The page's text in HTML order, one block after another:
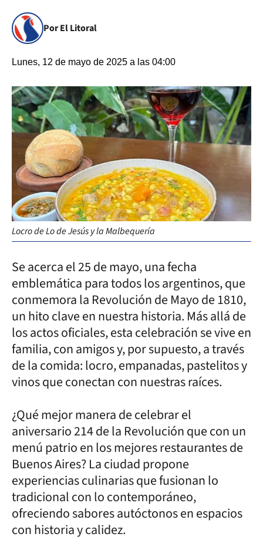
Por El Litoral
Lunes, 12 de mayo de 2025 a las 04:00
Locro de Lo de Jesús y la Malbequería
Se acerca el 25 de mayo, una fecha
emblemática para todos los argentinos, que
conmemora la Revolución de Mayo de 1810,
un hito clave en nuestra historia. Más allá de
los actos oficiales, esta celebración se vive en
familia, con amigos y, por supuesto, a través
de la comida: locro, empanadas, pastelitos y
vinos que conectan con nuestras raíces.
¿Qué mejor manera de celebrar el
aniversario 214 de la Revolución que con un
menú patrio en los mejores restaurantes de
Buenos Aires? La ciudad propone
experiencias culinarias que fusionan lo
tradicional con lo contemporáneo,
ofreciendo sabores autóctonos en espacios
con historia y calidez.